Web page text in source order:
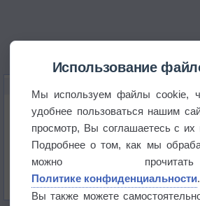
Температура
Давление
Осадки
Облачность
Список всех карт
Использование
Мы используем файлы cookie,
удобнее пользоваться нашим
просмотр, Вы соглашаетесь с их
Подробнее о том, как мы
можно
Политике конфиденциальности.
Вы также можете